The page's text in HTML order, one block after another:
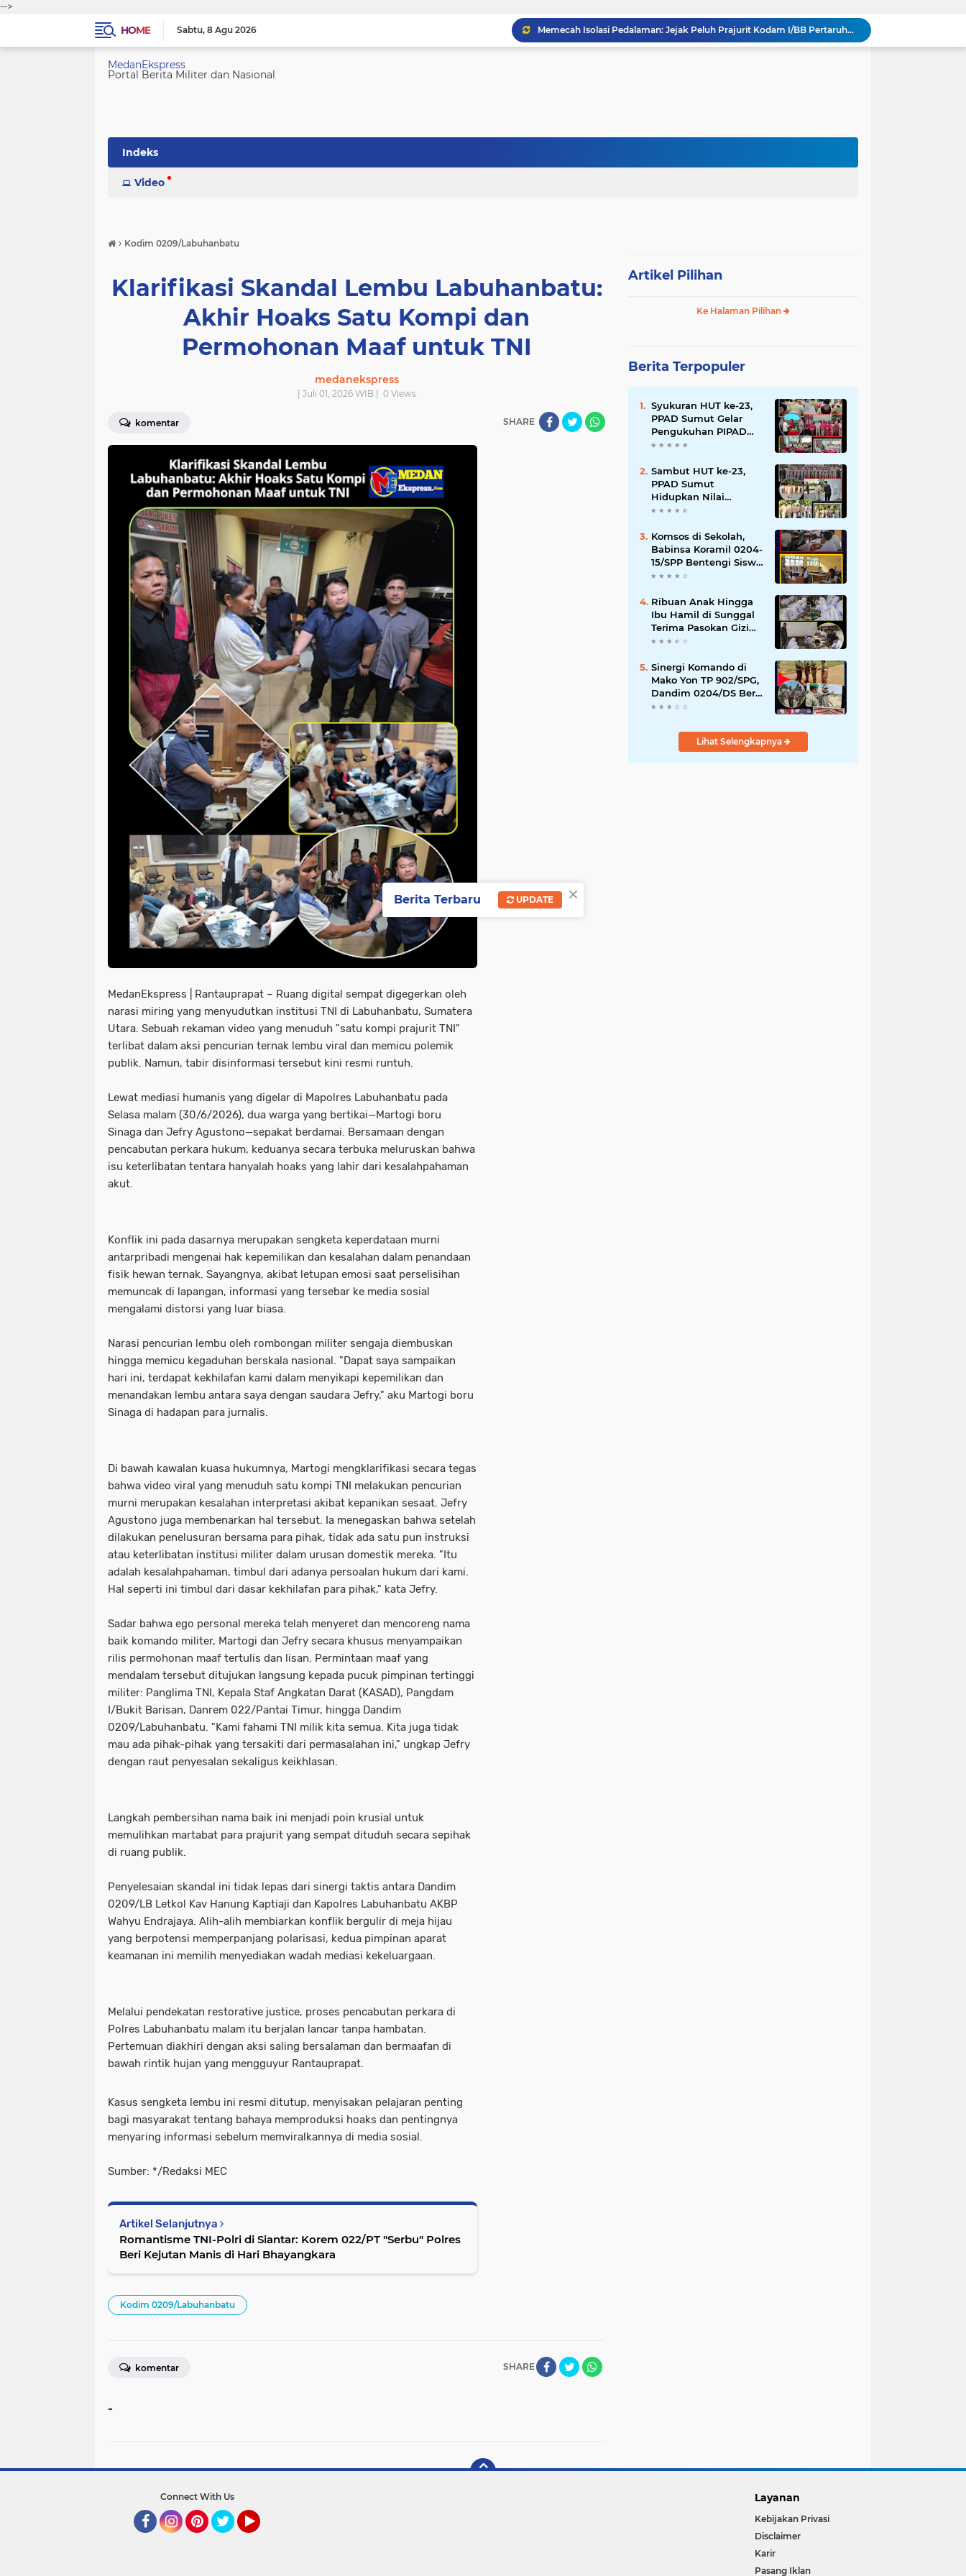
-->
HOME
Sabtu 8 Agu 2026
Memecah Isolasi Pedalaman: Jejak Peluh Prajurit Kodam I/BB Pertaruhkan Akses Ekonomi Gunungsitoli
Syukuran HUT ke-23, PPAD Sumut Gelar Pengukuhan PIPAD Hingga Tradisi Kekeluargaan
Penuh Tawa dan Haru, Keluarga Besar Kodim 0204/DS Antar Tugas Letkol Agung Pujiantoro Lewat Senam dan Lomba Persit
MedanEkspress
Portal Berita Militer dan Nasional
Indeks
Video
› Kodim 0209/Labuhanbatu
Klarifikasi Skandal Lembu Labuhanbatu:
Akhir Hoaks Satu Kompi dan
Permohonan Maaf untuk TNI
medanekspress
| Juli 01, 2026 WIB | 0Views
komentar SHARE
MedanEkspress | Rantauprapat – Ruang digital sempat digegerkan oleh
narasi miring yang menyudutkan institusi TNI di Labuhanbatu, Sumatera
Utara. Sebuah rekaman video yang menuduh "satu kompi prajurit TNI"
terlibat dalam aksi pencurian ternak lembu viral dan memicu polemik
publik. Namun, tabir disinformasi tersebut kini resmi runtuh.
Lewat mediasi humanis yang digelar di Mapolres Labuhanbatu pada
Selasa malam (30/6/2026), dua warga yang bertikai—Martogi boru
Sinaga dan Jefry Agustono—sepakat berdamai. Bersamaan dengan
pencabutan perkara hukum, keduanya secara terbuka meluruskan bahwa
isu keterlibatan tentara hanyalah hoaks yang lahir dari kesalahpahaman
akut.
Konflik ini pada dasarnya merupakan sengketa keperdataan murni
antarpribadi mengenai hak kepemilikan dan kesalahan dalam penandaan
fisik hewan ternak. Sayangnya, akibat letupan emosi saat perselisihan
memuncak di lapangan, informasi yang tersebar ke media sosial
mengalami distorsi yang luar biasa.
Narasi pencurian lembu oleh rombongan militer sengaja diembuskan
hingga memicu kegaduhan berskala nasional. "Dapat saya sampaikan
hari ini, terdapat kekhilafan kami dalam menyikapi kepemilikan dan
menandakan lembu antara saya dengan saudara Jefry," aku Martogi boru
Sinaga di hadapan para jurnalis.
Di bawah kawalan kuasa hukumnya, Martogi mengklarifikasi secara tegas
bahwa video viral yang menuduh satu kompi TNI melakukan pencurian
murni merupakan kesalahan interpretasi akibat kepanikan sesaat. Jefry
Agustono juga membenarkan hal tersebut. Ia menegaskan bahwa setelah
dilakukan penelusuran bersama para pihak, tidak ada satu pun instruksi
atau keterlibatan institusi militer dalam urusan domestik mereka. "Itu
adalah kesalahpahaman, timbul dari adanya persoalan hukum dari kami.
Hal seperti ini timbul dari dasar kekhilafan para pihak," kata Jefry.
Sadar bahwa ego personal mereka telah menyeret dan mencoreng nama
baik komando militer, Martogi dan Jefry secara khusus menyampaikan
rilis permohonan maaf tertulis dan lisan. Permintaan maaf yang
mendalam tersebut ditujukan langsung kepada pucuk pimpinan tertinggi
militer: Panglima TNI, Kepala Staf Angkatan Darat (KASAD), Pangdam
I/Bukit Barisan, Danrem 022/Pantai Timur, hingga Dandim
0209/Labuhanbatu. "Kami fahami TNI milik kita semua. Kita juga tidak
mau ada pihak-pihak yang tersakiti dari permasalahan ini," ungkap Jefry
dengan raut penyesalan sekaligus keikhlasan.
Langkah pembersihan nama baik ini menjadi poin krusial untuk
memulihkan martabat para prajurit yang sempat dituduh secara sepihak
di ruang publik.
Penyelesaian skandal ini tidak lepas dari sinergi taktis antara Dandim
0209/LB Letkol Kav Hanung Kaptiaji dan Kapolres Labuhanbatu AKBP
Wahyu Endrajaya. Alih-alih membiarkan konflik bergulir di meja hijau
yang berpotensi memperpanjang polarisasi, kedua pimpinan aparat
keamanan ini memilih menyediakan wadah mediasi kekeluargaan.
Melalui pendekatan restorative justice, proses pencabutan perkara di
Polres Labuhanbatu malam itu berjalan lancar tanpa hambatan.
Pertemuan diakhiri dengan aksi saling bersalaman dan bermaafan di
bawah rintik hujan yang mengguyur Rantauprapat.
Kasus sengketa lembu ini resmi ditutup, menyisakan pelajaran penting
bagi masyarakat tentang bahaya memproduksi hoaks dan pentingnya
menyaring informasi sebelum memviralkannya di media sosial.
Sumber: */Redaksi MEC
Artikel Selanjutnya
Romantisme TNI-Polri di Siantar: Korem 022/PT "Serbu" Polres
Beri Kejutan Manis di Hari Bhayangkara
Kodim 0209/Labuhanbatu
SHARE
komentar
-
Artikel Pilihan
Ke Halaman Pilihan
Berita Terpopuler
Syukuran HUT ke-23,
PPAD Sumut Gelar
Pengukuhan PIPAD
Hingga Tradisi
Sambut HUT ke-23,
PPAD Sumut
Hidupkan Nilai
Pahlawan di TMP
Komsos di Sekolah,
Babinsa Koramil 0204-
15/SPP Bentengi Siswa
SMPN 1 Sipispis dari
Ribuan Anak Hingga
Ibu Hamil di Sunggal
Terima Pasokan Gizi
Gratis dari TNI dan
Sinergi Komando di
Mako Yon TP 902/SPG,
Dandim 0204/DS Beri
Penghormatan Khusus
Lihat Selengkapnya
Connect With Us Layanan
Kebijakan Privasi
Disclaimer
Karir
Pasang Iklan
×
Berita Terbaru UPDATE